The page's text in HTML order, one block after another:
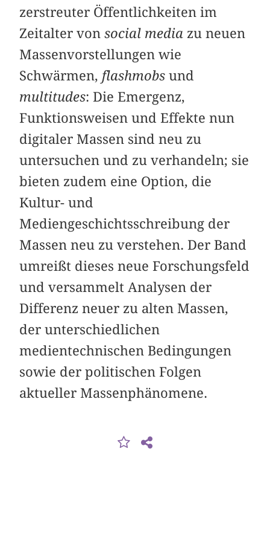
zerstreuter Öffentlichkeiten im
Zeitalter vonsocial media zu neuen
Massen­vor­stellungen wie
Schwärmen, flashmobs und
multitudes: Die Emergenz,
Funktionsweisen und Effekte nun
digitaler Massen sind neu zu
untersuchen und zu verhandeln; sie
bieten zudem eine Option, die
Kultur- und
Mediengeschichtsschreibung der
Massen neu zu verstehen. Der Band
umreißt dieses neue Forschungsfeld
und versammelt Analysen der
Differenz neuer zu alten Massen,
der unterschiedlichen
medientechnischen Bedingungen
sowie der politischen Folgen
aktueller Massenphänomene.